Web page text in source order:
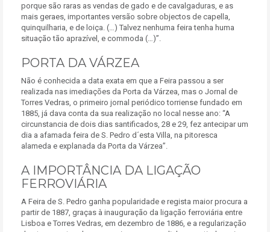
porque são raras as vendas de gado e de cavalgaduras, e as
mais geraes, importantes versão sobre objectos de capella,
quinquilharia, e de loiça. (…) Talvez nenhuma feira tenha huma
situação tão aprazível, e commoda (…)”.
PORTA DA VÁRZEA
Não é conhecida a data exata em que a Feira passou a ser
realizada nas imediações da Porta da Várzea, mas o Jornal de
Torres Vedras, o primeiro jornal periódico torriense fundado em
1885, já dava conta da sua realização no local nesse ano: “A
circunstancia de dois dias santificados, 28 e 29, fez antecipar um
dia a afamada feira de S. Pedro d´esta Villa, na pitoresca
alameda e explanada da Porta da Várzea”.
A IMPORTÂNCIA DA LIGAÇÃO
FERROVIÁRIA
A Feira de S. Pedro ganha popularidade e regista maior procura a
partir de 1887, graças à inauguração da ligação ferroviária entre
Lisboa e Torres Vedras, em dezembro de 1886, e a regularização